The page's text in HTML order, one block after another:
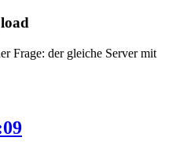
Frage: der gleiche Server mit